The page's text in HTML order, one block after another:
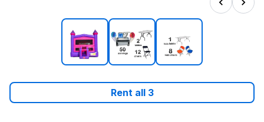
Rent all 3